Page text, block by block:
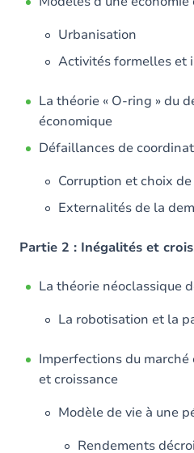
Urbanisation
Activités formelles et
La théorie « O-ring » du
économique
Défaillances de
Corruption et choix
Externalités de la
Partie 2 : Inégalités et
La théorie néoclassique
La robotisation et la
Imperfections du
et croissance
Modèle de vie à une
Rendements